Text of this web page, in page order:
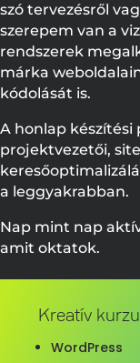
szó tervezésről
szerepem van a
rendszerek
márka
kódolását is.
A honlap
projektvezetői,
a leggyakrabban.
Nap mint nap
amit oktatok.
Kreatív
WordPress